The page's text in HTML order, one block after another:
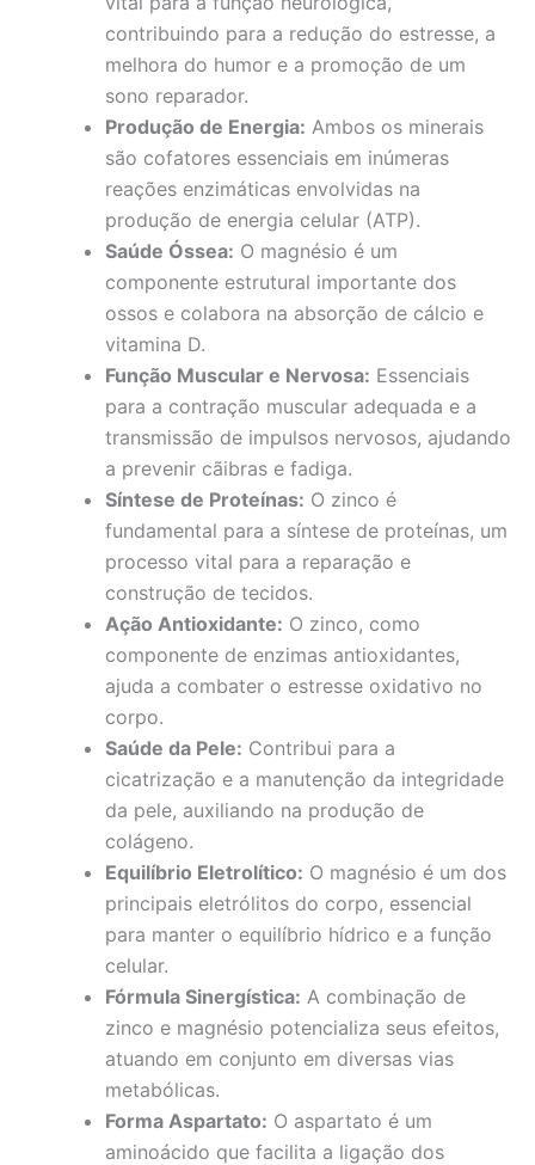
contribuindo para a redução do estresse, a
melhora do humor e a promoção de um
sono reparador.
Produção de Energia: Ambos os minerais
são cofatores essenciais em inúmeras
reações enzimáticas envolvidas na
produção de energia celular (ATP).
Saúde Óssea: O magnésio é um
componente estrutural importante dos
ossos e colabora na absorção de cálcio e
vitamina D.
Função Muscular e Nervosa: Essenciais
para a contração muscular adequada e a
transmissão de impulsos nervosos, ajudando
a prevenir cãibras e fadiga.
Síntese de Proteínas: O zinco é
fundamental para a síntese de proteínas, um
processo vital para a reparação e
construção de tecidos.
Ação Antioxidante: O zinco, como
componente de enzimas antioxidantes,
ajuda a combater o estresse oxidativo no
corpo.
Saúde da Pele: Contribui para a
cicatrização e a manutenção da integridade
da pele, auxiliando na produção de
colágeno.
Equilíbrio Eletrolítico: O magnésio é um dos
principais eletrólitos do corpo, essencial
para manter o equilíbrio hídrico e a função
celular.
Fórmula Sinergística: A combinação de
zinco e magnésio potencializa seus efeitos,
atuando em conjunto em diversas vias
metabólicas.
Forma Aspartato: O aspartato é um
aminoácido que facilita a ligação dos